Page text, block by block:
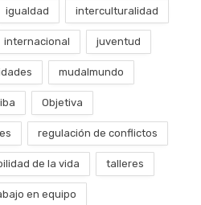
igualdad interculturalidad
internacional juventud
mudalmundo
Objetiva
regulación de conflictos
de la vida talleres
en equipo